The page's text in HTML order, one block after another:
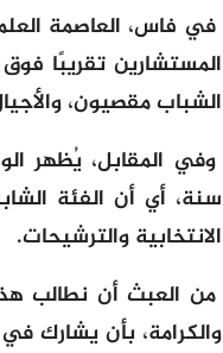
في فاس، العاصمة
المستشارين تقريبًا
الشباب مقصيون،
سنة، أي أن الفئة
الانتخابية والترشيحات.
من العبث أن نطالب
والكرامة، بأن يشارك